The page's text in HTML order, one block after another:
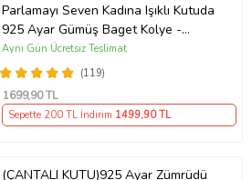
Parlamayı Seven Kadına Işıklı Kutuda
925 Ayar Gümüş Baget Kolye -
Kişiye Özel Fotoğraf Hediye
(119)
Aynı Gün Ücretsiz Teslimat
1699,90 TL
Sepette 200 TL İndirim 1499,90 TL
(ÇANTALI KUTU)925 Ayar Zümrüdü